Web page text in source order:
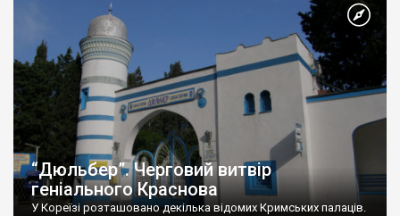
“Дюльбер”. Черговий витвір
геніального Краснова
У Кореїзі розташовано декілька відомих Кримських палаців.